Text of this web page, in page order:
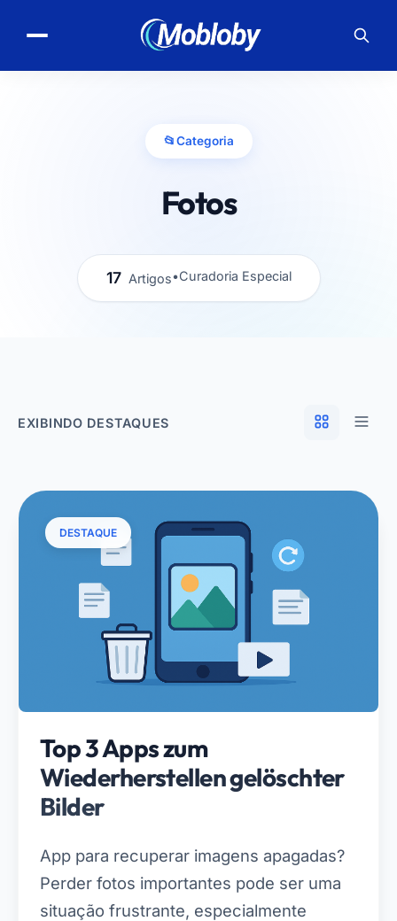
📂Categoria
Fotos
17 Artigos•Curadoria Especial
EXIBINDO DESTAQUES
DESTAQUE
Top 3 Apps zum
Wiederherstellen gelöschter
Bilder
App para recuperar imagens apagadas?
Perder fotos importantes pode ser uma
situação frustrante, especialmente